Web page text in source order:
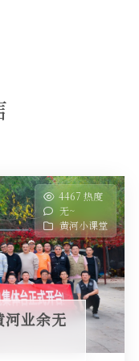
4467 热度
无~
黄河小课堂
河业余无